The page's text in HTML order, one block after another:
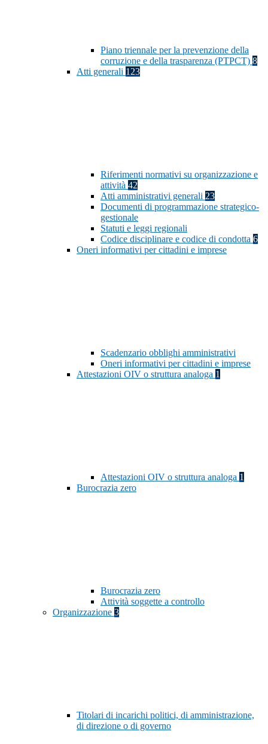
Piano triennale per la prevenzione della
corruzione e della trasparenza (PTPCT) 8
Atti generali 123
Riferimenti normativi su organizzazione e
attività 42
Atti amministrativi generali 23
Documenti di programmazione strategico-
gestionale
Statuti e leggi regionali
Codice disciplinare e codice di condotta 6
Oneri informativi per cittadini e imprese
Scadenzario obblighi amministrativi
Oneri informativi per cittadini e imprese
Attestazioni OIV o struttura analoga 1
Attestazioni OIV o struttura analoga 1
Burocrazia zero
Burocrazia zero
Attività soggette a controllo
Organizzazione 3
Titolari di incarichi politici, di amministrazione,
di direzione o di governo